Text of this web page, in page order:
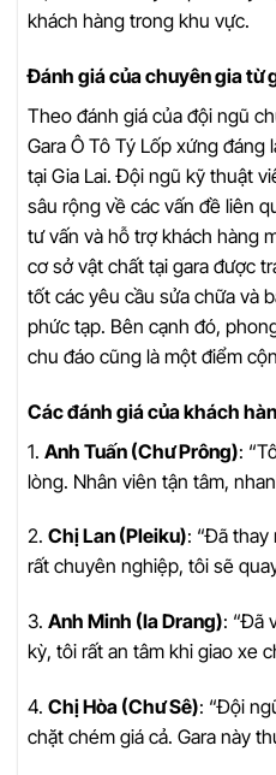
khách hàng trong khu vực.
Đánh giá của chuyên gia từ
Theo đánh giá của đội ngũ
Gara Ô Tô Tý Lốp xứng
tại Gia Lai. Đội ngũ kỹ thuật
sâu rộng về các vấn đề liên
tư vấn và hỗ trợ khách hàng
cơ sở vật chất tại gara được
tốt các yêu cầu sửa chữa và
phức tạp. Bên cạnh đó,
chu đáo cũng là một điểm
Các đánh giá của khách
1. Anh Tuấn (Chư Prông):
lòng. Nhân viên tận tâm,
2. Chị Lan (Pleiku): “Đã thay
rất chuyên nghiệp, tôi sẽ
3. Anh Minh (Ia Drang): “Đã
kỳ, tôi rất an tâm khi giao xe
4. Chị Hòa (Chư Sê): “Đội
chặt chém giá cả. Gara này